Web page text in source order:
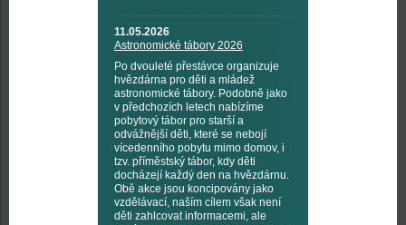
11.05.2026
Astronomické tábory 2026
Po dvouleté přestávce organizuje
hvězdárna pro děti a mládež
astronomické tábory. Podobně jako
v předchozích letech nabízíme
pobytový tábor pro starší a
odvážnější děti, které se nebojí
vícedenního pobytu mimo domov, i
tzv. příměstský tábor, kdy děti
docházejí každý den na hvězdárnu.
Obě akce jsou koncipovány jako
vzdělávací, naším cílem však není
děti zahlcovat informacemi, ale